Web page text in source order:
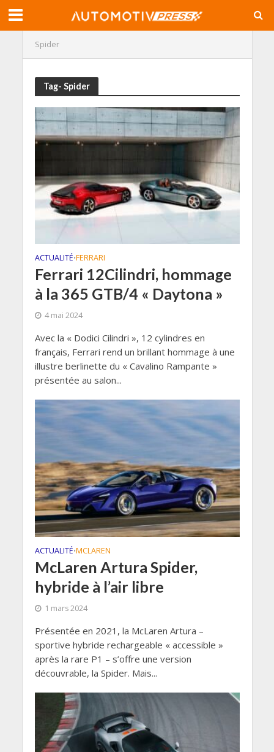
Spider
Tag- Spider
ACTUALITÉ•FERRARI
Ferrari 12Cilindri, hommage
à la 365 GTB/4 « Daytona »
4 mai 2024
Avec la « Dodici Cilindri », 12 cylindres en
français, Ferrari rend un brillant hommage à une
illustre berlinette du « Cavalino Rampante »
présentée au salon...
ACTUALITÉ•MCLAREN
McLaren Artura Spider,
hybride à l’air libre
1 mars 2024
Présentée en 2021, la McLaren Artura –
sportive hybride rechargeable « accessible »
après la rare P1 – s’offre une version
découvrable, la Spider. Mais...